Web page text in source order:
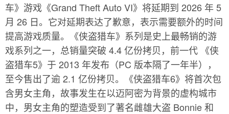
车》游戏《Grand Theft Auto VI》将延期到 2026 年 5
月 26 日。它对延期表达了歉意，表示需要额外的时间
提高游戏质量。《侠盗猎车》系列是史上最畅销的游
戏系列之一，总销量突破 4.4 亿份拷贝，前一代 《侠
盗猎车5》于 2013 年发布（PC 版本隔了一年半），
至今售出了逾 2.1 亿份拷贝。《侠盗猎车6》将首次包
含男女主角，故事发生在以迈阿密为背景的虚构城市
中，男女主角的塑造受到了著名雌雄大盗 Bonnie 和